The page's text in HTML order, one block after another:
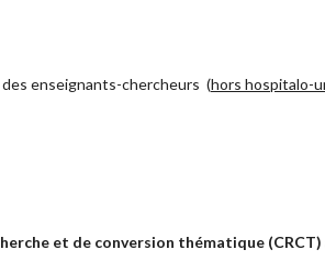
des enseignants-chercheurs (hors hospitalo-
et de conversion thématique (CRCT)